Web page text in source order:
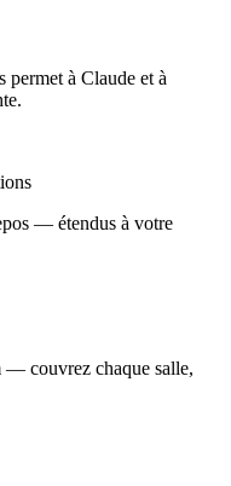
à Claude et à
— étendus à votre
— couvrez chaque salle,